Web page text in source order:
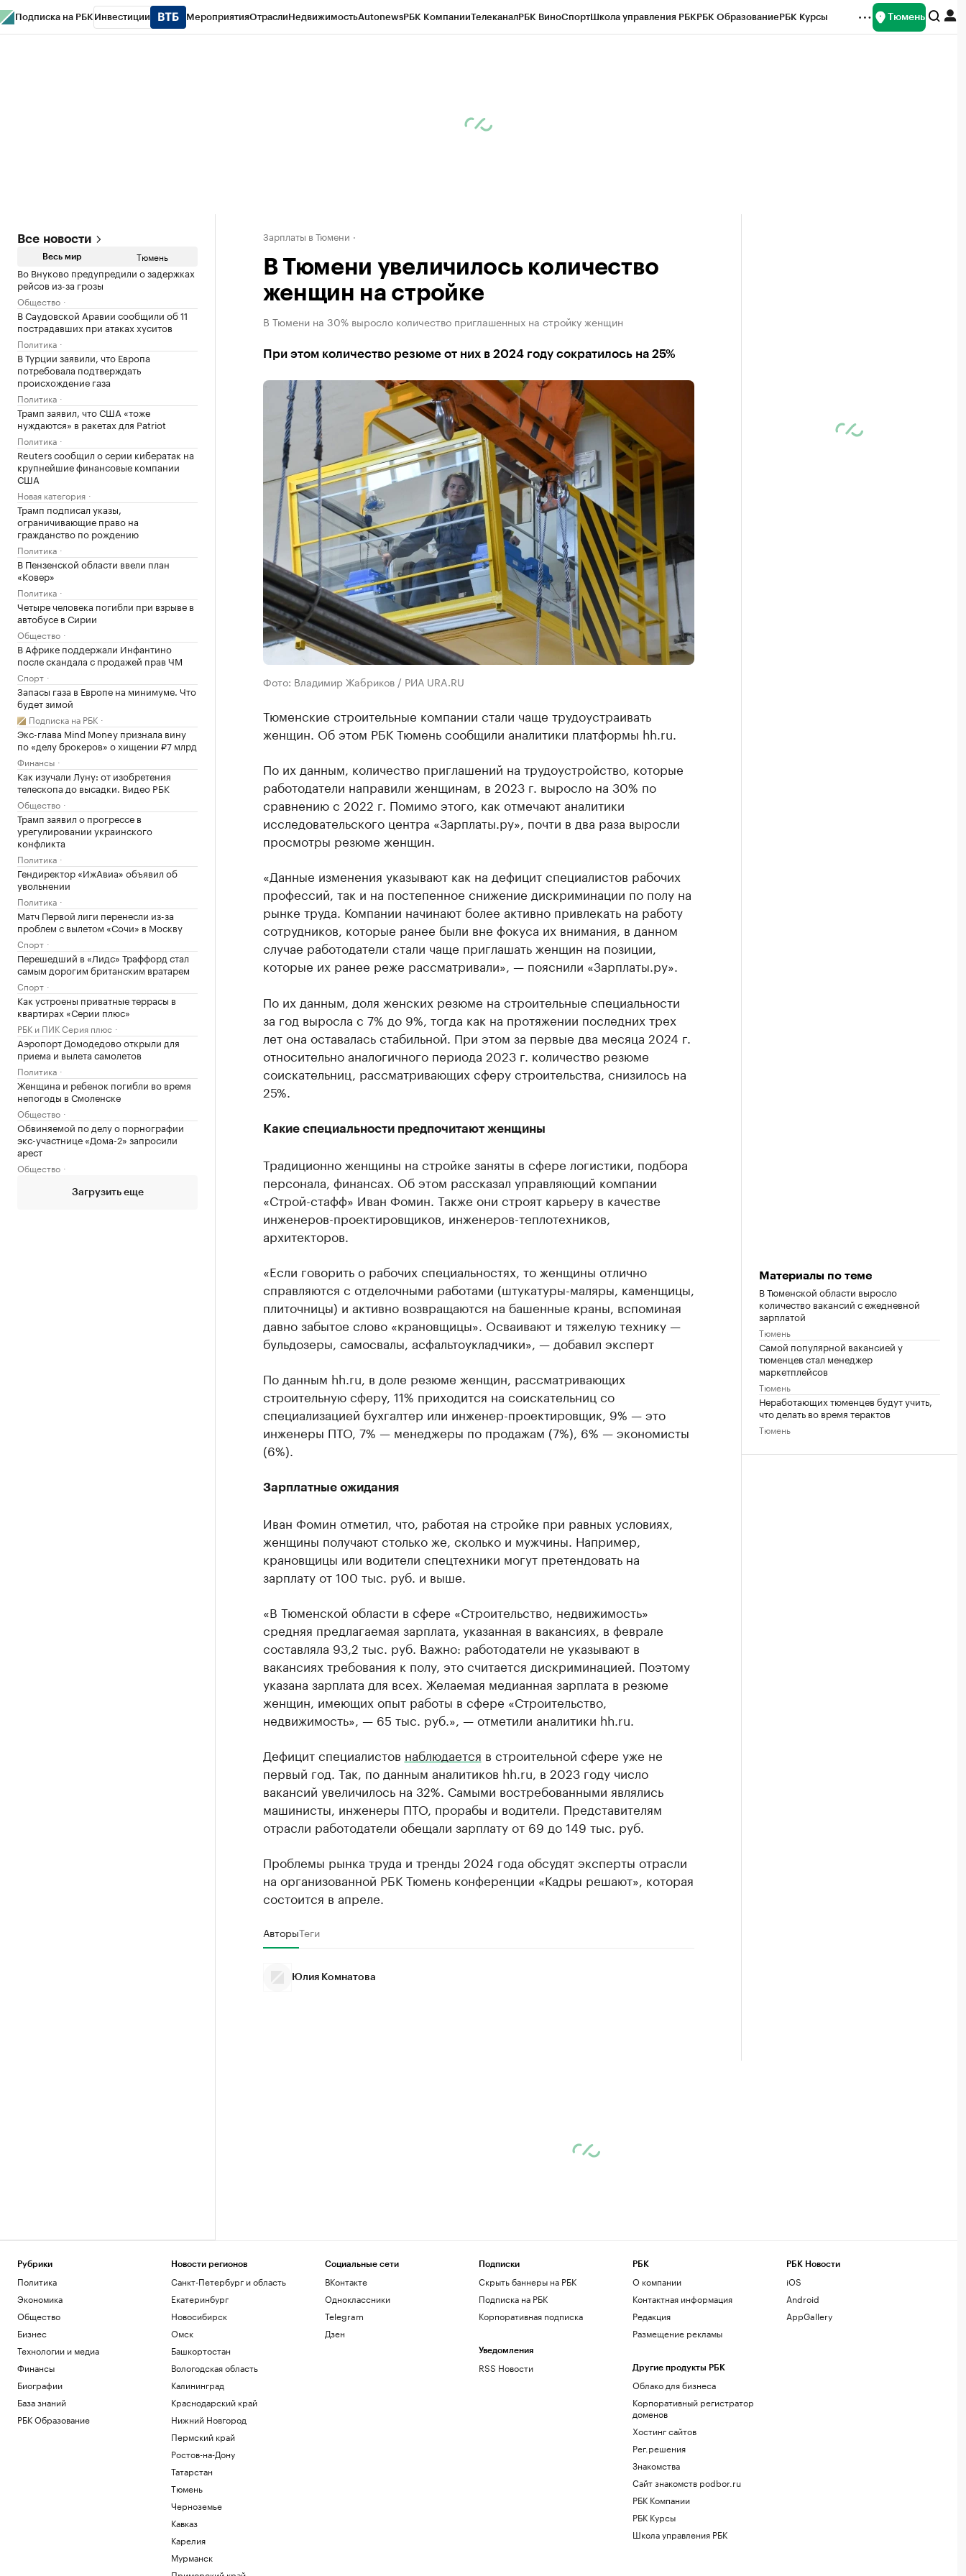
Подписка на РБК Инвестиции МероприятияОтраслиНедвижимостьAutonewsРБК КомпанииТелеканалРБК ВиноСпортШкола управления РБКРБК ОбразованиеРБК Курсы Тюмень
Все новости
Весь мир Тюмень
Во Внуково предупредили о задержках
рейсов из-за грозы
Общество
В Саудовской Аравии сообщили об 11
пострадавших при атаках хуситов
Политика
В Турции заявили, что Европа
потребовала подтверждать
происхождение газа
Политика
Трамп заявил, что США «тоже
нуждаются» в ракетах для Patriot
Политика
Reuters сообщил о серии кибератак на
крупнейшие финансовые компании
США
Новая категория
Трамп подписал указы,
ограничивающие право на
гражданство по рождению
Политика
В Пензенской области ввели план
«Ковер»
Политика
Четыре человека погибли при взрыве в
автобусе в Сирии
Общество
В Африке поддержали Инфантино
после скандала с продажей прав ЧМ
Спорт
Запасы газа в Европе на минимуме. Что
будет зимой
Подписка на РБК
Экс-глава Mind Money признала вину
по «делу брокеров» о хищении ₽7 млрд
Финансы
Как изучали Луну: от изобретения
телескопа до высадки. Видео РБК
Общество
Трамп заявил о прогрессе в
урегулировании украинского
конфликта
Политика
Гендиректор «ИжАвиа» объявил об
увольнении
Политика
Матч Первой лиги перенесли из-за
проблем с вылетом «Сочи» в Москву
Спорт
Перешедший в «Лидс» Траффорд стал
самым дорогим британским вратарем
Спорт
Как устроены приватные террасы в
квартирах «Серии плюс»
РБК и ПИК Серия плюс
Аэропорт Домодедово открыли для
приема и вылета самолетов
Политика
Женщина и ребенок погибли во время
непогоды в Смоленске
Общество
Обвиняемой по делу о порнографии
экс-участнице «Дома-2» запросили
арест
Общество
Загрузить еще
Зарплаты в Тюмени
В Тюмени увеличилось количество
женщин на стройке
В Тюмени на 30% выросло количество приглашенных на стройку женщин
При этом количество резюме от них в 2024 году сократилось на 25%
Фото: Владимир Жабриков / РИА URA.RU
Тюменские строительные компании стали чаще трудоустраивать
женщин. Об этом РБК Тюмень сообщили аналитики платформы hh.ru.
По их данным, количество приглашений на трудоустройство, которые
работодатели направили женщинам, в 2023 г. выросло на 30% по
сравнению с 2022 г. Помимо этого, как отмечают аналитики
исследовательского центра «Зарплаты.ру», почти в два раза выросли
просмотры резюме женщин.
«Данные изменения указывают как на дефицит специалистов рабочих
профессий, так и на постепенное снижение дискриминации по полу на
рынке труда. Компании начинают более активно привлекать на работу
сотрудников, которые ранее были вне фокуса их внимания, в данном
случае работодатели стали чаще приглашать женщин на позиции,
которые их ранее реже рассматривали», — пояснили «Зарплаты.ру».
По их данным, доля женских резюме на строительные специальности
за год выросла с 7% до 9%, тогда как на протяжении последних трех
лет она оставалась стабильной. При этом за первые два месяца 2024 г.
относительно аналогичного периода 2023 г. количество резюме
соискательниц, рассматривающих сферу строительства, снизилось на
25%.
Какие специальности предпочитают женщины
Традиционно женщины на стройке заняты в сфере логистики, подбора
персонала, финансах. Об этом рассказал управляющий компании
«Строй-стафф» Иван Фомин. Также они строят карьеру в качестве
инженеров-проектировщиков, инженеров-теплотехников,
архитекторов.
«Если говорить о рабочих специальностях, то женщины отлично
справляются с отделочными работами (штукатуры-маляры, каменщицы,
плиточницы) и активно возвращаются на башенные краны, вспоминая
давно забытое слово «крановщицы». Осваивают и тяжелую технику —
бульдозеры, самосвалы, асфальтоукладчики», — добавил эксперт
По данным hh.ru, в доле резюме женщин, рассматривающих
строительную сферу, 11% приходится на соискательниц со
специализацией бухгалтер или инженер-проектировщик, 9% — это
инженеры ПТО, 7% — менеджеры по продажам (7%), 6% — экономисты
(6%).
Зарплатные ожидания
Иван Фомин отметил, что, работая на стройке при равных условиях,
женщины получают столько же, сколько и мужчины. Например,
крановщицы или водители спецтехники могут претендовать на
зарплату от 100 тыс. руб. и выше.
«В Тюменской области в сфере «Строительство, недвижимость»
средняя предлагаемая зарплата, указанная в вакансиях, в феврале
составляла 93,2 тыс. руб. Важно: работодатели не указывают в
вакансиях требования к полу, это считается дискриминацией. Поэтому
указана зарплата для всех. Желаемая медианная зарплата в резюме
женщин, имеющих опыт работы в сфере «Строительство,
недвижимость», — 65 тыс. руб.», — отметили аналитики hh.ru.
Дефицит специалистов наблюдается в строительной сфере уже не
первый год. Так, по данным аналитиков hh.ru, в 2023 году число
вакансий увеличилось на 32%. Самыми востребованными являлись
машинисты, инженеры ПТО, прорабы и водители. Представителям
отрасли работодатели обещали зарплату от 69 до 149 тыс. руб.
Проблемы рынка труда и тренды 2024 года обсудят эксперты отрасли
на организованной РБК Тюмень конференции «Кадры решают», которая
состоится в апреле.
АвторыТеги
Юлия Комнатова
Материалы по теме
В Тюменской области выросло
количество вакансий с ежедневной
зарплатой
Тюмень
Самой популярной вакансией у
тюменцев стал менеджер
маркетплейсов
Тюмень
Неработающих тюменцев будут учить,
что делать во время терактов
Тюмень
Рубрики
Политика
Экономика
Общество
Бизнес
Технологии и медиа
Финансы
Биографии
База знаний
РБК Образование
Новости регионов
Санкт-Петербург и область
Екатеринбург
Новосибирск
Омск
Башкортостан
Вологодская область
Калининград
Краснодарский край
Нижний Новгород
Пермский край
Ростов-на-Дону
Татарстан
Тюмень
Черноземье
Кавказ
Карелия
Мурманск
Социальные сети
ВКонтакте
Одноклассники
Telegram
Дзен
Подписки
Скрыть баннеры на РБК
Подписка на РБК
Корпоративная подписка
Уведомления
RSS Новости
РБК
О компании
Контактная информация
Редакция
Размещение рекламы
Другие продукты РБК
Облако для бизнеса
Корпоративный регистратор
доменов
Хостинг сайтов
Рег.решения
Знакомства
Сайт знакомств podbor.ru
РБК Компании
РБК Курсы
Школа управления РБК
РБК Новости
iOS
Android
AppGallery